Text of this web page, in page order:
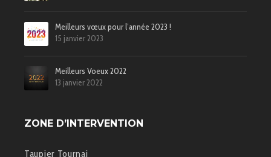
Meilleurs vœux pour l’année 2023 !
15 janvier 2023
Meilleurs Voeux 2022
13 janvier 2022
ZONE D’INTERVENTION
Taupier Tournai